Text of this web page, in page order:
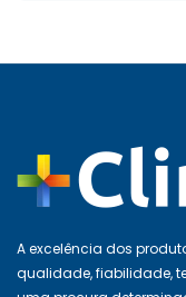
A excelência dos
qualidade, fiabilidade,